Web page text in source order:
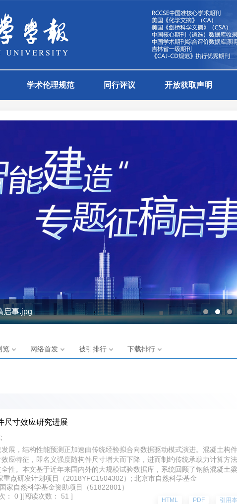
学术伦理规范 同行评议 开放获取声明
驱动下的基础设施创新突破与全生命周期实践”专题征稿启事.jpg
览 网络首发 被引排行 下载排行
尺寸效应研究进展
展，结构性能预测正加速由传统经验拟合向数据驱动模式演进。混凝土构
应特征，即名义强度随构件尺寸增大而下降，进而制约传统承载力计算方
性。本文基于近年来国内外的大规模试验数据库，系统回顾了钢筋混凝土梁
寸效应研究进展，重点梳理了试验数据库的构建路径、参数识别方法与建模
回归等数据驱动方法在尺寸效应研究与预测模型修正中的应用效果。研究表
参数敏感性识别及多工况适应性方面相较传统模型具有一定优势，可为多类
重点研发计划项目（2018YFC1504302）; 北京市自然科学基金
家自然科学基金资助项目（51822801）
： 0 ][阅读次数： 51 ] HTML PDF 引用